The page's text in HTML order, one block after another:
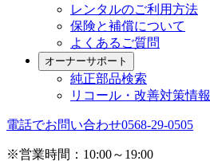
レンタルのご利用方法
保険と補償について
よくあるご質問
オーナーサポート
純正部品検索
リコール・改善対策情報
電話でお問い合わせ0568-29-0505
※営業時間：10:00～19:00